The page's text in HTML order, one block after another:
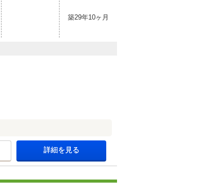
築29年10ヶ月
詳細を見る